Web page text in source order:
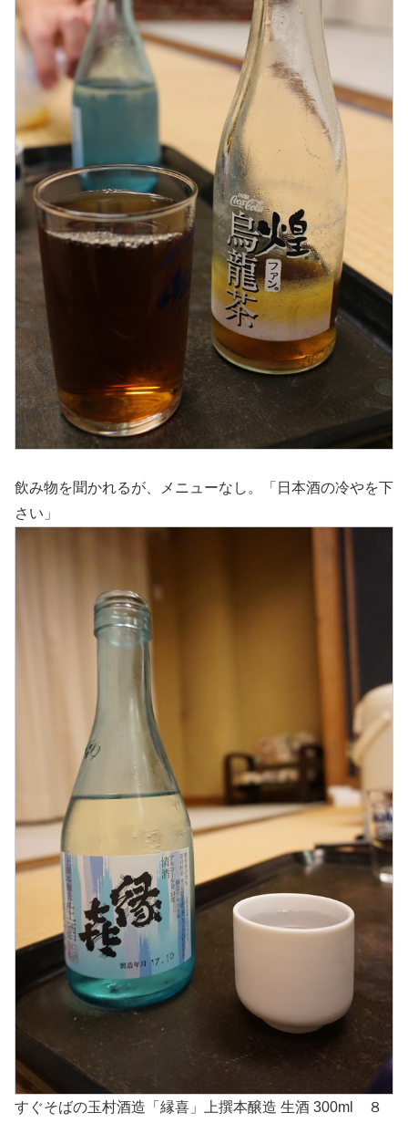
飲み物を聞かれるが、メニューなし。「日本酒の冷やを下
さい」
すぐそばの玉村酒造「縁喜」上撰本醸造 生酒 300ml ８